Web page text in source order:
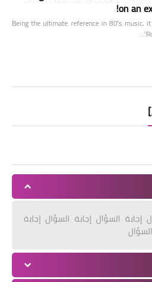
on an
Being the ultimate reference in 80’s
إجابة السؤال إجابة السؤال إجابة